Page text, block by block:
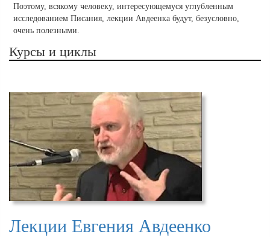
Поэтому, всякому человеку, интересующемуся углубленным
исследованием Писания, лекции Авдеенка будут, безусловно,
очень полезными.
Курсы и циклы
Лекции Евгения Авдеенко